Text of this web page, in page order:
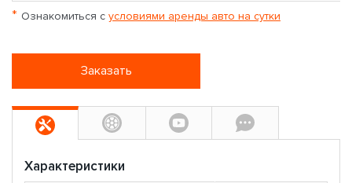
* Ознакомиться с условиями аренды авто на сутки
Заказать
Характеристики